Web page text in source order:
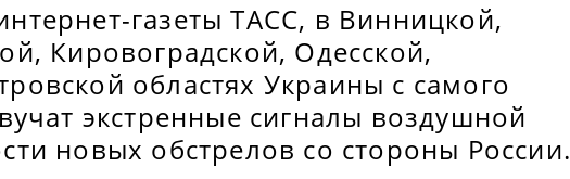
газеты ТАСС, в Винницкой,
Кировоградской, Одесской,
областях Украины с самого
экстренные сигналы воздушной
новых обстрелов со стороны России.